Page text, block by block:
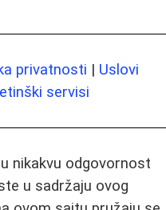
privatnosti | Uslovi
servisi
nikakvu odgovornost
u sadržaju ovog